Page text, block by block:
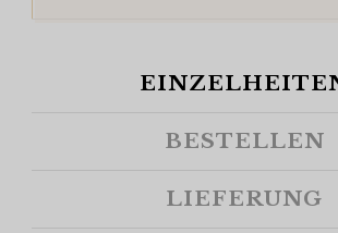
BESTELLEN
LIEFERUNG